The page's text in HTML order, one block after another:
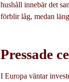
hushåll innebär det
förblir låg, medan
Pressade
I Europa väntar